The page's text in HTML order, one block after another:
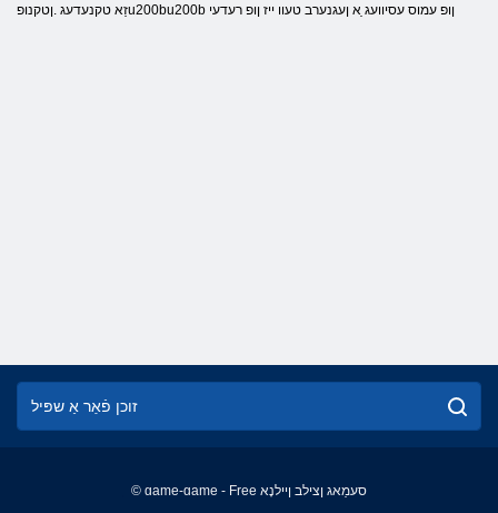
זַא טקנעדעג .ןטקנופu200bu200b ןופ עמוס עסיוועג ַא ןעגנערב טעוו ייז ןופ רעדעי
© game-game - Free סעמַאג ןצילב ןיילנָא